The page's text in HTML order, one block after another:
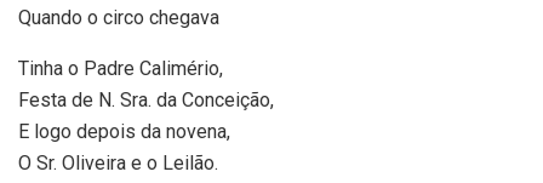
Quando o circo chegava
Tinha o Padre Calimério,
Festa de N. Sra. da Conceição,
E logo depois da novena,
O Sr. Oliveira e o Leilão.